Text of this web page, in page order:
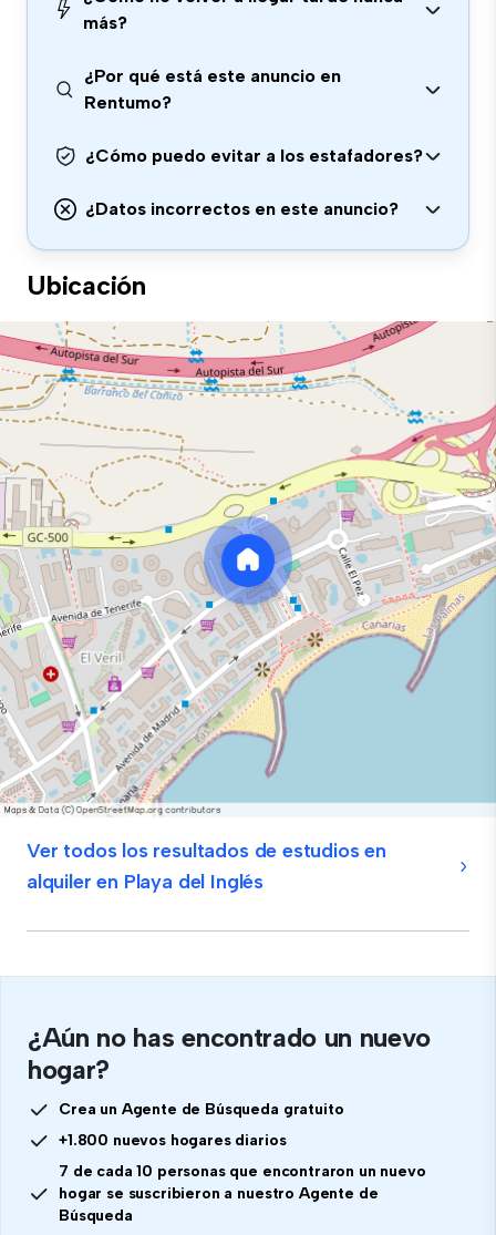
más?
¿Por qué está este anuncio en
Rentumo?
¿Cómo puedo evitar a los estafadores?
¿Datos incorrectos en este anuncio?
Ubicación
Ver todos los resultados de estudios en
alquiler en Playa del Inglés
¿Aún no has encontrado un nuevo
hogar?
Crea un Agente de Búsqueda gratuito
+1.800 nuevos hogares diarios
7 de cada 10 personas que encontraron un nuevo
hogar se suscribieron a nuestro Agente de
Búsqueda